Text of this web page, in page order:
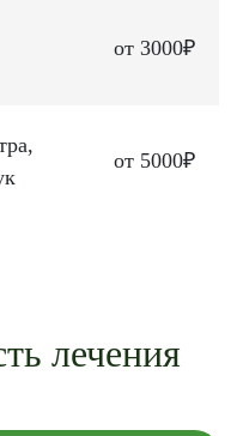
от 3000₽
от 5000₽
лечения